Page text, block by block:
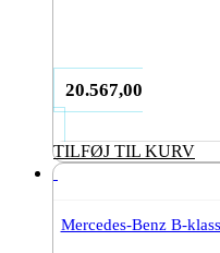
20.567,00
TILFØJ TIL KURV
Mercedes-Benz B-